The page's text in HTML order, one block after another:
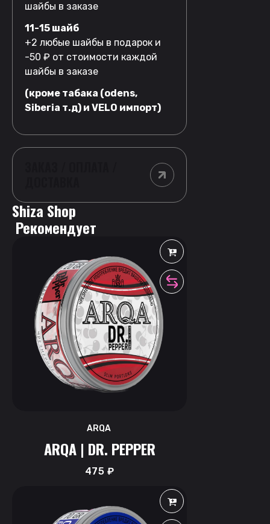
шайбы в заказе
11-15 шайб
+2 любые шайбы в подарок и
-50 ₽ от стоимости каждой
шайбы в заказе
(кроме табака (odens,
Siberia т.д) и VELO импорт)
Shiza Shop
Рекомендует
ARQA
ARQA | DR. PEPPER
475 ₽